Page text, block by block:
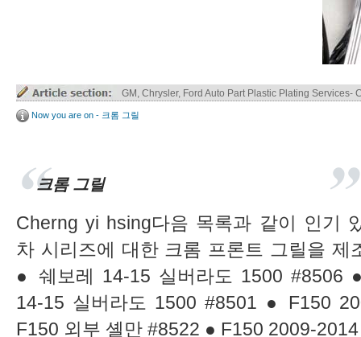
Truck Parts ABS / ABS+PC Plastic Plating
Now you are on - 크롬 그릴
크롬 그릴
Cherng yi hsing다음 목록과 같이 인기
차 시리즈에 대한 크롬 프론트 그릴을 제
● 쉐보레 14-15 실버라도 1500 #8506
14-15 실버라도 1500 #8501 ● F150
F150 외부 셸만 #8522 ● F150 2009-